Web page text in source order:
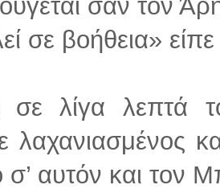
σαν τον
σε βοήθεια»
λίγα λεπτά
λαχανιασμένος
αυτόν και τον